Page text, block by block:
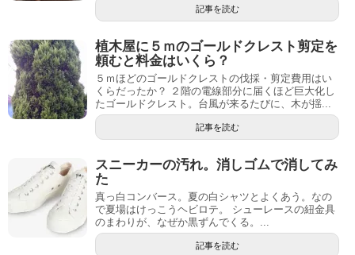
記事を読む
植木屋に５ｍのゴールドクレスト剪定を
頼むと料金はいくら？
５ｍほどのゴールドクレストの伐採・剪定費用はい
くらだったか？ ２階の電線部分に届くほど巨大化し
たゴールドクレスト。台風が来るたびに、木が揺...
記事を読む
スニーカーの汚れ。消しゴムで消してみ
た
真っ白コンバース。夏の白シャツとよくあう。なの
で夏場はけっこうヘビロテ。 シューレースの紐金具
のまわりが、なぜか黒ずんでくる。...
記事を読む